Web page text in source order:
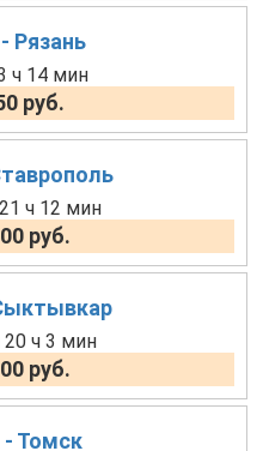
Рязань
ч 14 мин
руб.
ч 12 мин
руб.
ч 3 мин
руб.
Томск